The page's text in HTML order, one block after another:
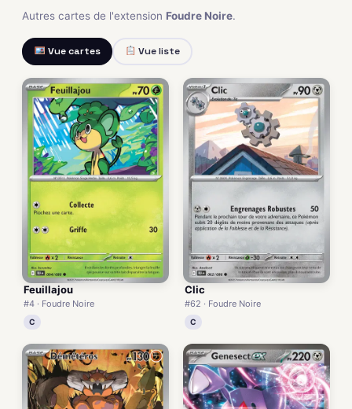
Autres cartes de l'extension Foudre Noire.
Vue cartes Vue liste
Feuillajou
#4 · Foudre Noire
C
Clic
#62 · Foudre Noire
C